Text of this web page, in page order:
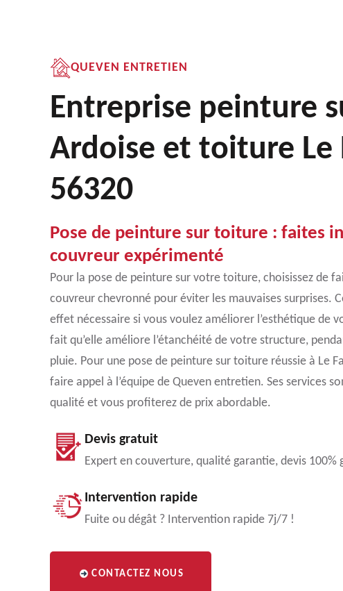
QUEVEN ENTRETIEN
Entreprise peinture
Ardoise et toiture Le
56320
Pose de peinture sur toiture : faites
couvreur expérimenté
Pour la pose de peinture sur votre toiture, choisissez de
couvreur chevronné pour éviter les mauvaises surprises.
effet nécessaire si vous voulez améliorer l’esthétique de
fait qu’elle améliore l’étanchéité de votre structure,
pluie. Pour une pose de peinture sur toiture réussie à Le
faire appel à l’équipe de Queven entretien. Ses services
qualité et vous profiterez de prix abordable.
Devis gratuit
Expert en couverture, qualité garantie, devis 100%
Intervention rapide
Fuite ou dégât ? Intervention rapide 7j/7 !
CONTACTEZ NOUS